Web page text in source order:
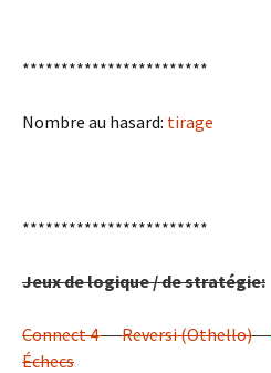
************************
Nombre au hasard: tirage
************************
Jeux de logique / de stratégie:
Connect 4 Reversi (Othello)
Échecs